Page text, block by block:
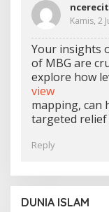
Kamis, 2
Your insights
of MBG are
explore how
view
mapping, can
targeted
Reply
DUNIA ISLAM